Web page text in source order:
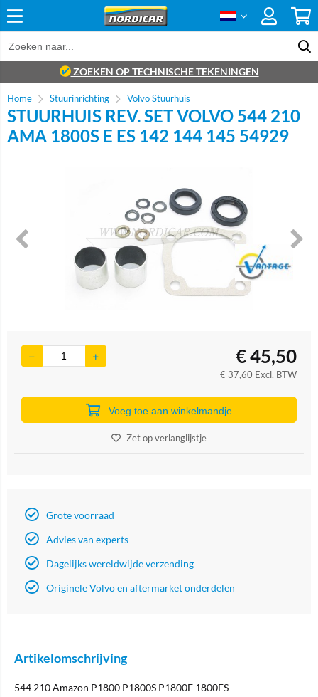
ZOEKEN OP TECHNISCHE TEKENINGEN
Home Stuurinrichting Volvo Stuurhuis
STUURHUIS REV. SET VOLVO 544 210
AMA 1800S E ES 142 144 145 54929
Brand
€45,50
€ 37,60 Excl. BTW
Voeg toe aan winkelmandje
Zet op verlanglijstje
Grote voorraad
Advies van experts
Dagelijks wereldwijde verzending
Originele Volvo en aftermarket onderdelen
Artikelomschrijving
544 210 Amazon P1800 P1800S P1800E 1800ES